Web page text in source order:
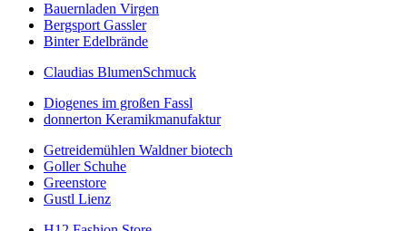
Bauernladen Virgen
Bergsport Gassler
Binter Edelbrände
Claudias BlumenSchmuck
Diogenes im großen Fassl
donnerton Keramikmanufaktur
Getreidemühlen Waldner biotech
Goller Schuhe
Greenstore
Gustl Lienz